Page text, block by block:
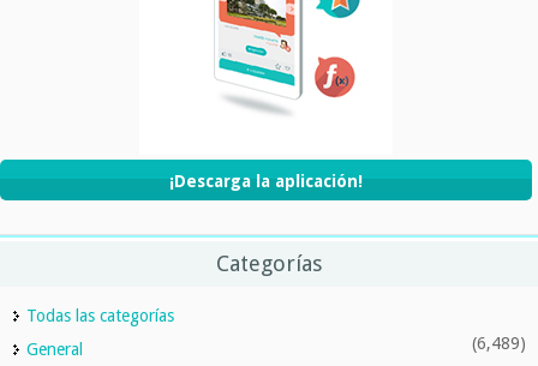
¡Descarga la aplicación!
Categorías
Todas las categorías
General
(6,489)